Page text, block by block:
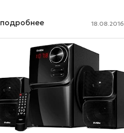
преувеличения назвать одной из
подробнее 18.08.2016